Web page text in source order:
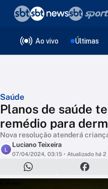
Ao vivo Últimas
Saúde
Planos de saúde
remédio para
Nova resolução atenderá
L
Luciano Teixeira
07/04/2024, 03:15 • Atualizado há 2
❮voltar
Editorias